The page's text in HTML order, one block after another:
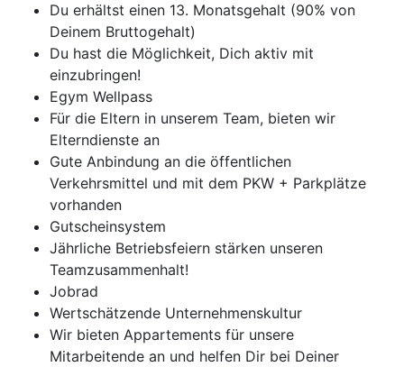
Du erhältst einen 13. Monatsgehalt (90% von
Deinem Bruttogehalt)
Du hast die Möglichkeit, Dich aktiv mit
einzubringen!
Egym Wellpass
Für die Eltern in unserem Team, bieten wir
Elterndienste an
Gute Anbindung an die öffentlichen
Verkehrsmittel und mit dem PKW + Parkplätze
vorhanden
Gutscheinsystem
Jährliche Betriebsfeiern stärken unseren
Teamzusammenhalt!
Jobrad
Wertschätzende Unternehmenskultur
Wir bieten Appartements für unsere
Mitarbeitende an und helfen Dir bei Deiner